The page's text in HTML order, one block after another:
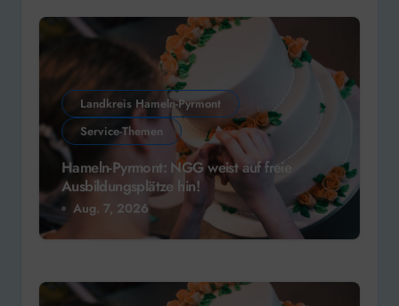
Landkreis Hameln-Pyrmont
Service-Themen
Hameln-Pyrmont: NGG weist auf freie
Ausbildungsplätze hin!
Aug. 7, 2026